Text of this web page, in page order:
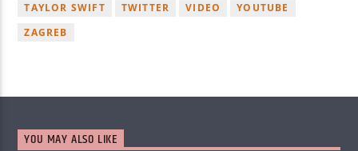
TAYLOR SWIFT
TWITTER VIDEO
YOUTUBE
ZAGREB
YOU MAY ALSO LIKE